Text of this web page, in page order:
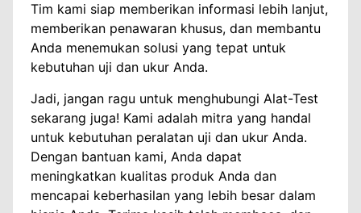
Tim kami siap memberikan informasi lebih lanjut,
memberikan penawaran khusus, dan membantu
Anda menemukan solusi yang tepat untuk
kebutuhan uji dan ukur Anda.
Jadi, jangan ragu untuk menghubungi Alat-Test
sekarang juga! Kami adalah mitra yang handal
untuk kebutuhan peralatan uji dan ukur Anda.
Dengan bantuan kami, Anda dapat
meningkatkan kualitas produk Anda dan
mencapai keberhasilan yang lebih besar dalam